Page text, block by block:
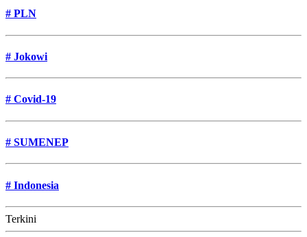
# PLN
# Jokowi
# Covid-19
# SUMENEP
# Indonesia
Terkini